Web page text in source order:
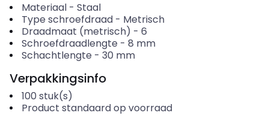
Materiaal- Staal
Type schroefdraad- Metrisch
Draadmaat (metrisch) - 6
Schroefdraadlengte - 8 mm
Schachtlengte - 30 mm
Verpakkingsinfo
100 stuk(s)
Product standaard op voorraad